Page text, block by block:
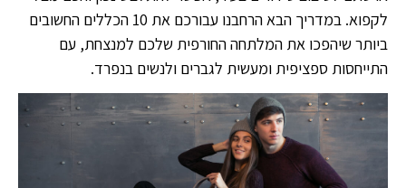
לקפוא. במדריך הבא הרחבנו עבורכם את 10 הכללים החשובים
ביותר שיהפכו את המלתחה החורפית שלכם למנצחת, עם
התייחסות ספציפית ומעשית לגברים ולנשים בנפרד.